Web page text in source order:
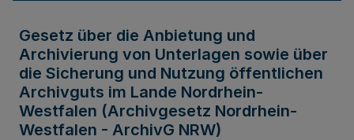
Gesetz über die Anbietung und
Archivierung von Unterlagen sowie über
die Sicherung und Nutzung öffentlichen
Archivguts im Lande Nordrhein-
Westfalen (Archivgesetz Nordrhein-
Westfalen - ArchivG NRW)